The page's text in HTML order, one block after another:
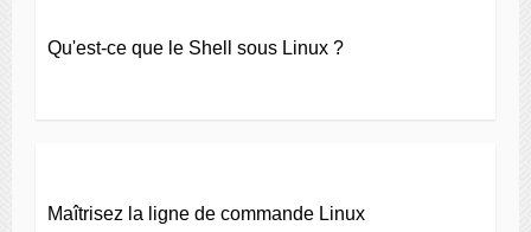
Qu'est-ce que le Shell sous Linux ?
Maîtrisez la ligne de commande Linux